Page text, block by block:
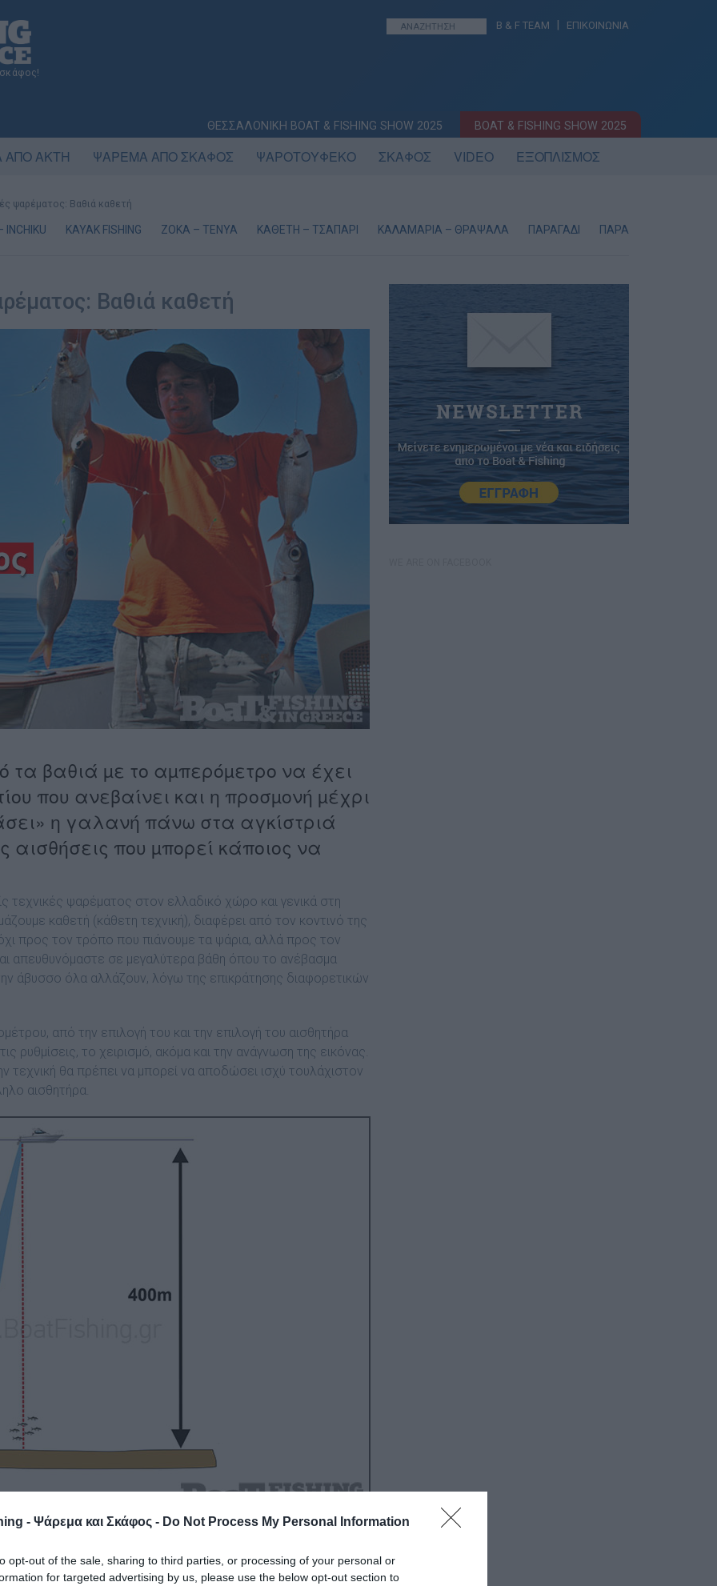
- Ψάρεμα και Σκάφος - Do Not Process My Personal Information
opt-out of the sale, sharing to third parties, or processing of your personal or
for targeted advertising by us, please use the below opt-out section to
B & F TEAM ΕΠΙΚΟΙΝΩΝΙΑ
ΘΕΣΣΑΛΟΝΙΚΗ BOAT & FISHING SHOW 2025 BOAT & FISHING SHOW 2025
ΑΚΤΗ ΨΑΡΕΜΑ ΑΠΟ ΣΚΑΦΟΣ ΨΑΡΟΤΟΥΦΕΚΟ ΣΚΑΦΟΣ VIDEO ΕΞΟΠΛΙΣΜΟΣ
ψαρέματος: Βαθιά καθετή
INCHIKU KAYAK FISHING ΖΟΚΑ – ΤΕΝΥΑ ΚΑΘΕΤΗ – ΤΣΑΠΑΡΙ ΚΑΛΑΜΑΡΙΑ – ΘΡΑΨΑΛΑ ΠΑΡΑΓΑΔΙ ΠΑΡΑΔΟΣΙΑΚΗ ΣΥΡΤΗ
Βαθιά καθετή
βαθιά µε το αµπερόµετρο να έχει
που ανεβαίνει και η προσµονή µέχρι
η γαλανή πάνω στα αγκίστριά
αισθήσεις που µπορεί κάποιος να
τεχνικές ψαρέµατος στον ελλαδικό χώρο και γενικά στη
καθετή (κάθετη τεχνική), διαφέρει από τον κοντινό της
προς τον τρόπο που πιάνουµε τα ψάρια, αλλά προς τον
απευθυνόµαστε σε µεγαλύτερα βάθη όπου το ανέβασµα
άβυσσο όλα αλλάζουν, λόγω της επικράτησης διαφορετικών
από την επιλογή του και την επιλογή του αισθητήρα
ρυθµίσεις, το χειρισµό, ακόµα και την ανάγνωση της εικόνας.
τεχνική θα πρέπει να µπορεί να αποδώσει ισχύ τουλάχιστον
αισθητήρα.
του αισθητήρα ως προς τον άξονα κίνησης του σκάφους, δε
στο βυθόµετρό µας σωστές εικόνες.